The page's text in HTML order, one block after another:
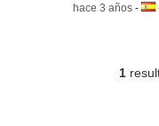
-hace 3 años -
1